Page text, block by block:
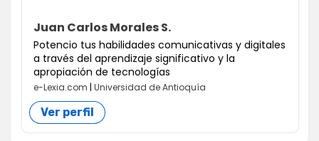
Juan Carlos Morales S.
Potencio tus habilidades comunicativas y digitales
a través del aprendizaje significativo y la
apropiación de tecnologías
e-Lexia.com | Universidad de Antioquía
Ver perfil